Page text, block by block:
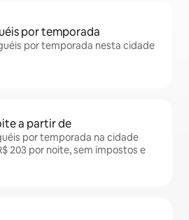
por temporada
por temporada nesta cidade
a partir de
por temporada na cidade
203 por noite, sem impostos e